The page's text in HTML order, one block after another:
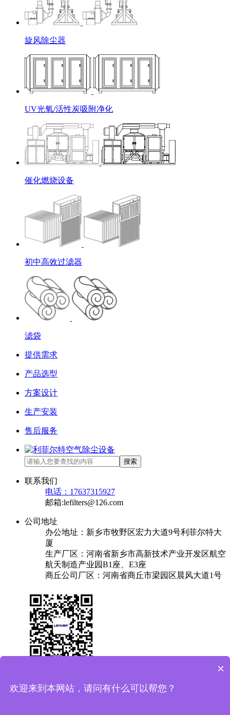
旋风除尘器
UV光氧/活性炭吸附净化
催化燃烧设备
初中高效过滤器
滤袋
提供需求
产品选型
方案设计
生产安装
售后服务
搜索
联系我们
电话：17637315927
邮箱:lefilters@126.com
公司地址
办公地址：新乡市牧野区宏力大道9号利菲尔特大
厦
生产厂区：河南省新乡市高新技术产业开发区航空
航天制造产业园B1座、E3座
商丘公司厂区：河南省商丘市梁园区晨风大道1号
×
欢迎来到本网站，请问有什么可以帮您？